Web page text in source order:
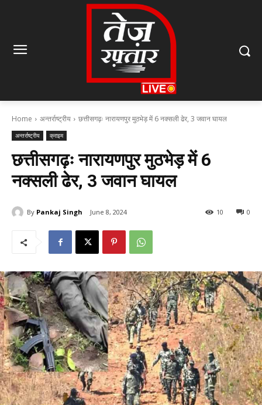
Home अन्तर्राष्ट्रीय छत्तीसगढ़ः नारायणपुर मुठभेड़ में 6 नक्सली ढेर, 3 जवान घायल
अन्तर्राष्ट्रीय क्राइम
छत्तीसगढ़ः नारायणपुर मुठभेड़ में 6
नक्सली ढेर, 3 जवान घायल
By Pankaj Singh June 8, 2024 0
10